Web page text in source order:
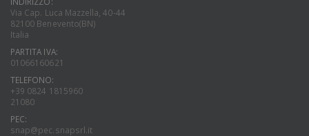
Via Cap. Luca Mazzella, 40-44
82100 Benevento(BN)
Italia
PARTITA IVA:
01066160621
TELEFONO:
+39 0824 1815960
21080
PEC:
snap@pec.snapsrl.it